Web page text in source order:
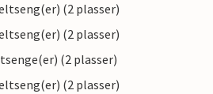
(2 plasser)
(2 plasser)
(2 plasser)
(2 plasser)